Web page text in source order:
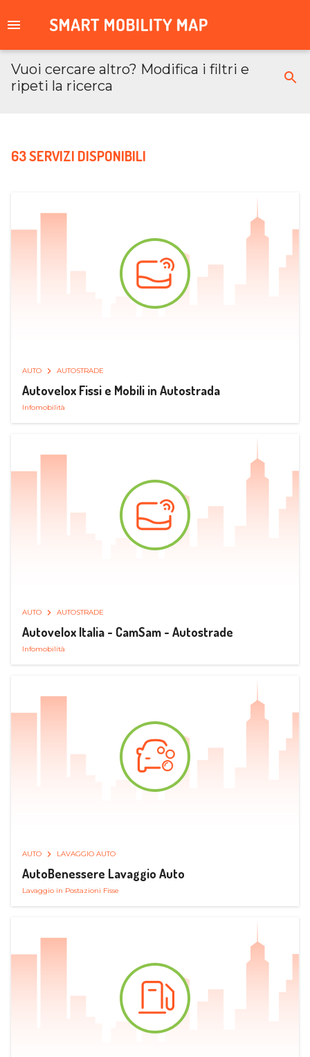
Vuoi cercare altro? Modifica i filtri e
ripeti la ricerca
63 SERVIZI DISPONIBILI
AUTO AUTOSTRADE
Autovelox Fissi e Mobili in Autostrada
Infomobilità
AUTO AUTOSTRADE
Autovelox Italia - CamSam - Autostrade
Infomobilità
AUTO LAVAGGIO AUTO
AutoBenessere Lavaggio Auto
Lavaggio in Postazioni Fisse